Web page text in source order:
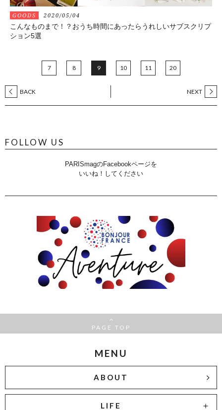
GOODS 2020/05/04
こんなものまで！？おうち時間にあったらうれしいサブスクリプ
ション5選
BACK
7 8 9 10 11 20
NEXT
FOLLOW US
PARISmagのFacebookページを
いいね！してください
PAGE TOP
MENU
ABOUT
LIFE